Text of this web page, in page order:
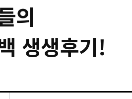
의
생생후기!